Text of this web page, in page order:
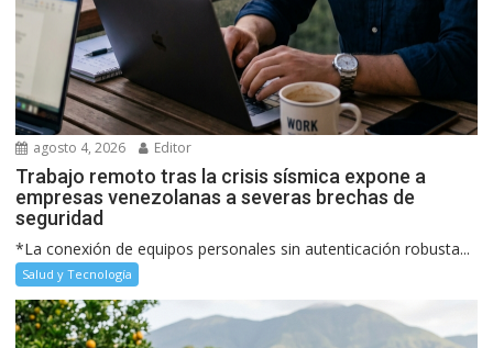
agosto 4, 2026 Editor
Trabajo remoto tras la crisis sísmica expone a
empresas venezolanas a severas brechas de
seguridad
*La conexión de equipos personales sin autenticación robusta...
Salud y Tecnología